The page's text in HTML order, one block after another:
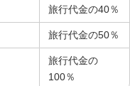
旅行代金の40％
旅行代金の50％
旅行代金の
100％